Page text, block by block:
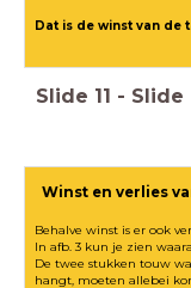
Dat is de winst van de
Slide 11 - Slide
Winst en verlies
Behalve winst is er ook
In afb. 3 kun je zien
De twee stukken touw
hangt, moeten allebei